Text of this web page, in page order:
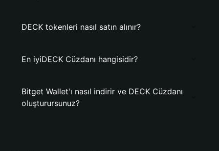
DECK tokenleri nasıl satın alınır?
En iyiDECK Cüzdanı hangisidir?
Bitget Wallet'ı nasıl indirir ve DECK Cüzdanı
oluşturursunuz?